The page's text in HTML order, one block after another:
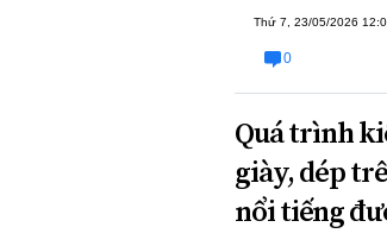
ĐA CHIỀU
Quan điểm
Thứ 7, 23/05/2026
0
Quá trình
giày, dép
nổi tiếng